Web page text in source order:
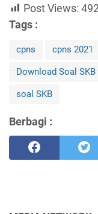
Post Views:
Tags :
cpns cpns 2021
Download Soal SKB
soal SKB
Berbagi :